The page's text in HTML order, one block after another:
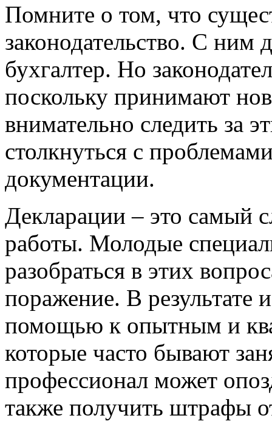
Помните о том, что
законодательство. С ним
бухгалтер. Но
поскольку принимают
внимательно следить за
столкнуться с
документации.
Декларации – это самый
работы. Молодые
разобраться в этих
поражение. В результате
помощью к опытным и
которые часто бывают
профессионал может
также получить штрафы